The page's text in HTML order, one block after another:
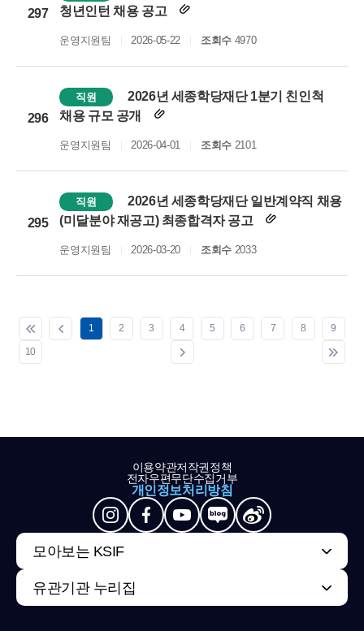
297
청년인턴 채용 공고
운영지원팀 2026-05-22 조회수4970
296
직원
2026년 세종학당재단 1분기 친인척
채용 규모 공개
운영지원팀 2026-04-01 조회수2101
295
직원
2026년 세종학당재단 일반계약직 채용
(미달분야 재공고) 최종합격자 공고
운영지원팀 2026-03-20 조회수2033
1 2 3 4 5 6 7 8 9
10
이용약관저작권정책
전자우편무단수집거부
개인정보처리방침
모아보는 KSIF
유관기관 누리집